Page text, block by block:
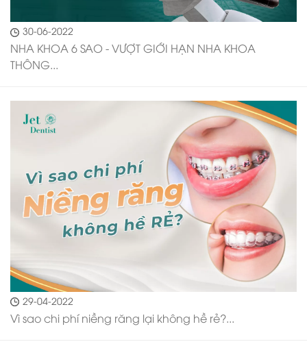
30-06-2022
NHA KHOA 6 SAO - VƯỢT GIỚI HẠN NHA KHOA
THÔNG...
29-04-2022
Vì sao chi phí niềng răng lại không hề rẻ?...